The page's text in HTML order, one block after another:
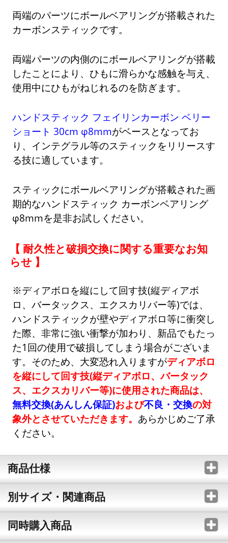
両端のパーツにボールベアリングが搭載された
カーボンスティックです。
両端パーツの内側のにボールベアリングが搭載
したことにより、ひもに滑らかな感触を与え、
使用中にひもがねじれるのを防ぎます。
ハンドスティック フェイリンカーボン ベリー
ショート 30cm φ8mmがベースとなってお
り、インテグラル等のスティックをリリースす
る技に適しています。
スティックにボールベアリングが搭載された画
期的なハンドスティック カーボンベアリング
φ8mmを是非お試しください。
【 耐久性と破損交換に関する重要なお知
らせ 】
※ディアボロを縦にして回す技(縦ディアボ
ロ、バータックス、エクスカリバー等)では、
ハンドスティックが壁やディアボロ等に衝突し
た際、非常に強い衝撃が加わり、新品でもたっ
た1回の使用で破損してしまう場合がございま
す。そのため、大変恐れ入りますがディアボロ
を縦にして回す技(縦ディアボロ、バータック
ス、エクスカリバー等)に使用された商品は、
無料交換(あんしん保証)および不良・交換の対
象外とさせていただきます。 あらかじめご了承
ください。
商品仕様
別サイズ・関連商品
同時購入商品